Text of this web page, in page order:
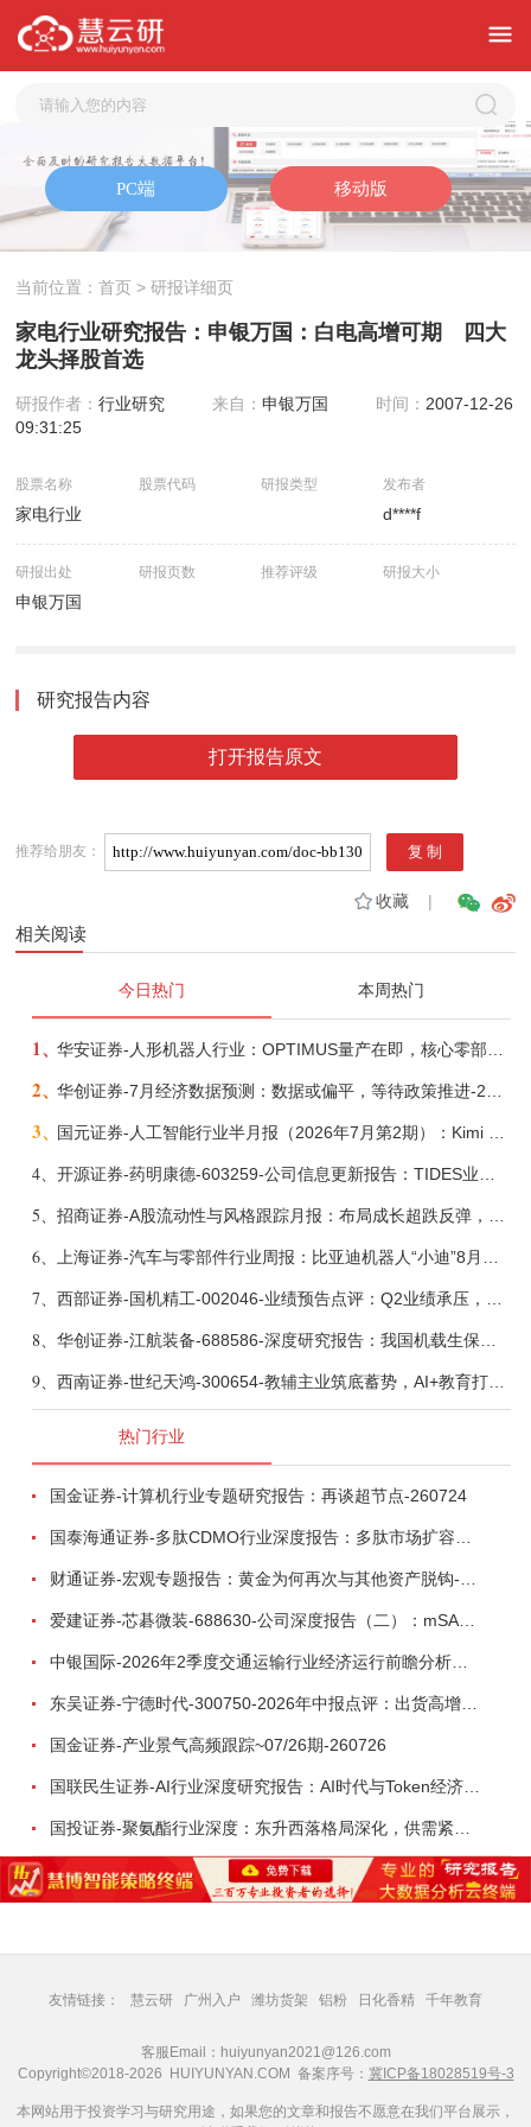
当前位置：首页 > 研报详细页
家电行业研究报告：申银万国：白电高增可期 四大
龙头择股首选
研报作者：行业研究 来自：申银万国 时间： 2007-12-26
09:31:25
股票名称
家电行业
股票代码 研报类型 发布者
d****f
研报出处
申银万国
研报页数 推荐评级 研报大小
研究报告内容
打开报告原文
推荐给朋友：
收藏|
相关阅读
今日热门 本周热门
1、
2、
3、
4、
5、
6、
7、
8、
9、 西南证券-世纪天鸿-300654-教辅主业筑底蓄势，AI+教育打开第二曲线-260729
热门行业
国金证券-计算机行业专题研究报告：再谈超节点-260724
爱建证券-芯碁微装-688630-公司深度报告（二）：mSAP带动LDI量价齐升，大尺寸封装打开成长空间-260722
中银国际-2026年2季度交通运输行业经济运行前瞻分析：地缘冲突致航运和航空景气度分化，交通基础设施板块总体呈现稳健特征-260724
东吴证券-宁德时代-300750-2026年中报点评：出货高增业绩稳健，回购彰显龙头信心-260726
国金证券-产业景气高频跟踪~07/26期-260726
国联民生证券-AI行业深度研究报告：AI时代与Token经济，从技术符号到数字石油-260801
友情链接： 慧云研 广州入户 潍坊货架 铝粉 日化香精 千年教育
客服Email：huiyunyan2021@126.com
Copyright©2018-2026 HUIYUNYAN.COM 备案序号： 冀ICP备18028519号-3
本网站用于投资学习与研究用途，如果您的文章和报告不愿意在我们平台展示，